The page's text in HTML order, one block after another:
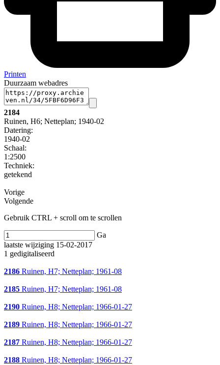
Printen
Duurzaam webadres
2184
Ruinen, H6; Netteplan; 1940-02
Datering:
1940-02
Schaal:
1:2500
Techniek:
getekend
Vorige
Volgende
Gebruik CTRL + scroll om te scrollen
Ga
laatste wijziging 15-02-2017
1 gedigitaliseerd
2186 Ruinen, H7; Netteplan; 1961-08
2185 Ruinen, H7; Netteplan; 1961-08
2190 Ruinen, H8; Netteplan; 1966-01-27
2189 Ruinen, H8; Netteplan; 1966-01-27
2187 Ruinen, H8; Netteplan; 1966-01-27
2188 Ruinen, H8; Netteplan; 1966-01-27